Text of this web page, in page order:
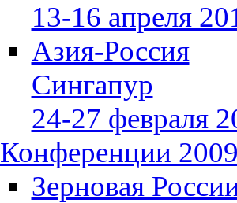
13-16 апреля
Азия-Россия
Сингапур
24-27 февраля
Конференции
Зерновая